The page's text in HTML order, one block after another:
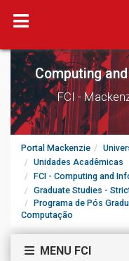
Computing
FCI -
Portal Mackenzie
Unidades Acadêmicas
FCI - Computing and
Graduate Studies -
Programa de Pós
Computação
MENU FCI